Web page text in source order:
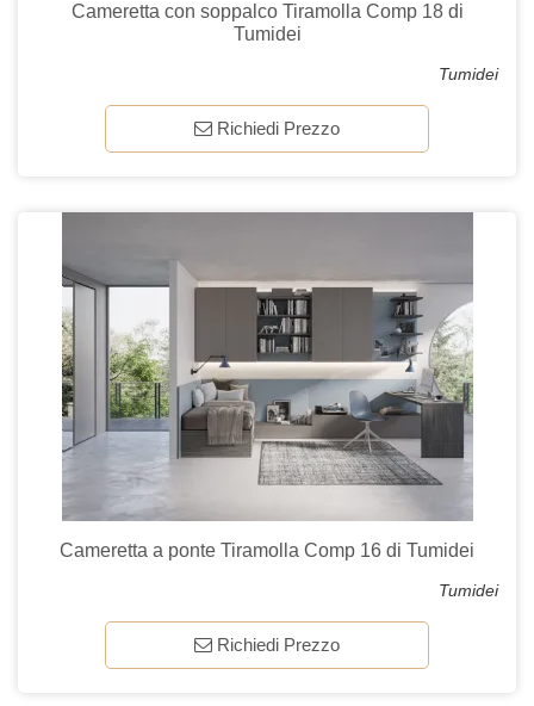
Cameretta con soppalco Tiramolla Comp 18 di
Tumidei
Tumidei
Richiedi Prezzo
Cameretta a ponte Tiramolla Comp 16 di Tumidei
Tumidei
Richiedi Prezzo